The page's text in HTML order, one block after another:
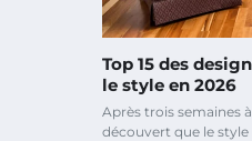
Top 15 des
le style en 2026
Après trois semaines
découvert que le style